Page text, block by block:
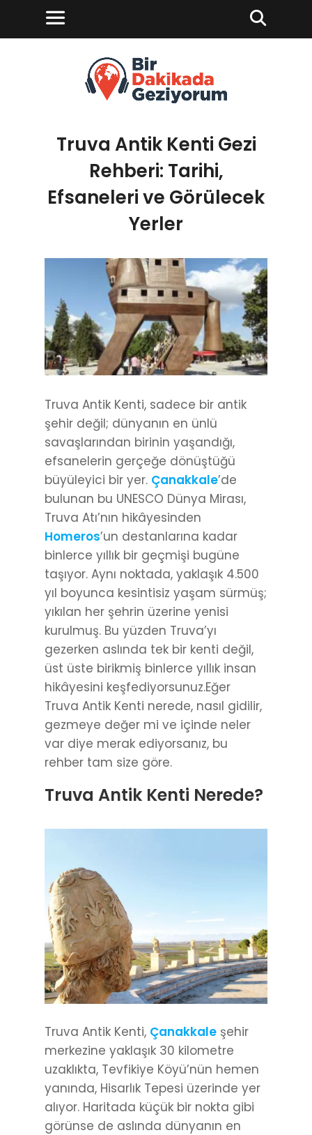
Truva Antik Kenti Gezi
Rehberi: Tarihi,
Efsaneleri ve Görülecek
Yerler
Truva Antik Kenti, sadece bir antik
şehir değil; dünyanın en ünlü
savaşlarından birinin yaşandığı,
efsanelerin gerçeğe dönüştüğü
büyüleyici bir yer. Çanakkale’de
bulunan bu UNESCO Dünya Mirası,
Truva Atı’nın hikâyesinden
Homeros’un destanlarına kadar
binlerce yıllık bir geçmişi bugüne
taşıyor. Aynı noktada, yaklaşık 4.500
yıl boyunca kesintisiz yaşam sürmüş;
yıkılan her şehrin üzerine yenisi
kurulmuş. Bu yüzden Truva’yı
gezerken aslında tek bir kenti değil,
üst üste birikmiş binlerce yıllık insan
hikâyesini keşfediyorsunuz.Eğer
Truva Antik Kenti nerede, nasıl gidilir,
gezmeye değer mi ve içinde neler
var diye merak ediyorsanız, bu
rehber tam size göre.
Truva Antik Kenti Nerede?
Truva Antik Kenti, Çanakkale şehir
merkezine yaklaşık 30 kilometre
uzaklıkta, Tevfikiye Köyü’nün hemen
yanında, Hisarlık Tepesi üzerinde yer
alıyor. Haritada küçük bir nokta gibi
görünse de aslında dünyanın en